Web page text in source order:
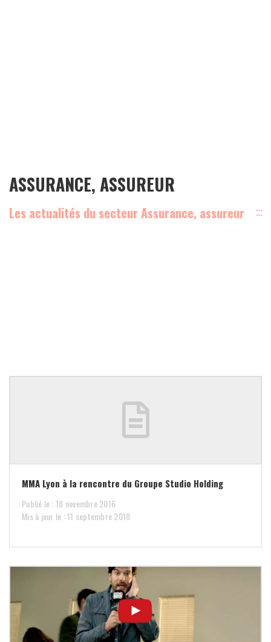
ASSURANCE, ASSUREUR
Les actualités du secteur Assurance, assureur
MMA Lyon à la rencontre du Groupe Studio Holding
Publié le : 18 novembre 2016
Mis à jour le : 11 septembre 2018